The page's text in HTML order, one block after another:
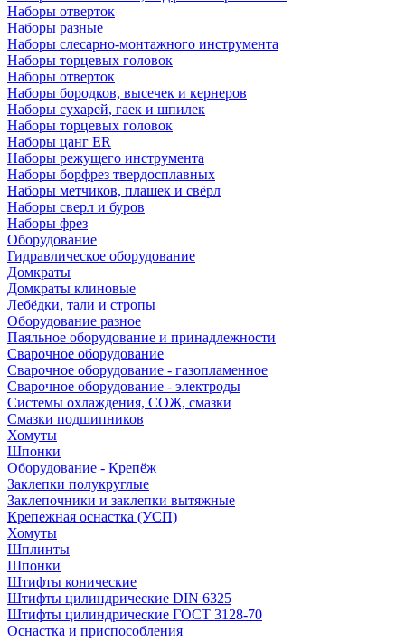
Наборы отверток
Наборы разные
Наборы слесарно-монтажного инструмента
Наборы торцевых головок
Наборы отверток
Наборы бородков, высечек и кернеров
Наборы сухарей, гаек и шпилек
Наборы торцевых головок
Наборы цанг ER
Наборы режущего инструмента
Наборы борфрез твердосплавных
Наборы метчиков, плашек и свёрл
Наборы сверл и буров
Наборы фрез
Оборудование
Гидравлическое оборудование
Домкраты
Домкраты клиновые
Лебёдки, тали и стропы
Оборудование разное
Паяльное оборудование и принадлежности
Сварочное оборудование
Сварочное оборудование - газопламенное
Сварочное оборудование - электроды
Системы охлаждения, СОЖ, смазки
Смазки подшипников
Хомуты
Шпонки
Оборудование - Крепёж
Заклепки полукруглые
Заклепочники и заклепки вытяжные
Крепежная оснастка (УСП)
Хомуты
Шплинты
Шпонки
Штифты конические
Штифты цилиндрические DIN 6325
Штифты цилиндрические ГОСТ 3128-70
Оснастка и приспособления